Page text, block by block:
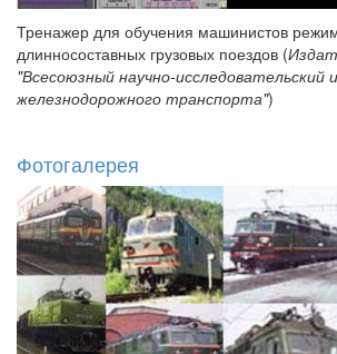
Тренажер для обучения машинистов
длинносоставных грузовых поездов (
"Всесоюзный научно-
железнодорожного транспорта")
Фотогалерея